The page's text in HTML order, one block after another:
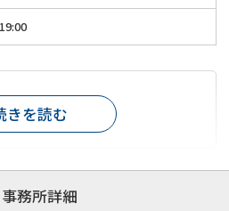
事務所詳細
イン面談可能
レスポンスが早い
以上の買取可
きを読む